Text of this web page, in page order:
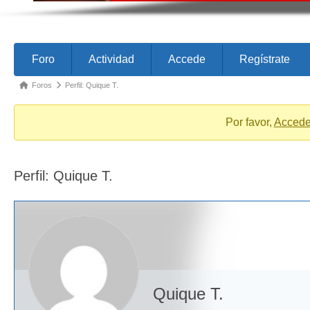
Foro Actividad Accede Regístrate
-
You
here:
Foros Perfil: Quique T.
Por favor,
Perfil: Quique T.
Quique T.